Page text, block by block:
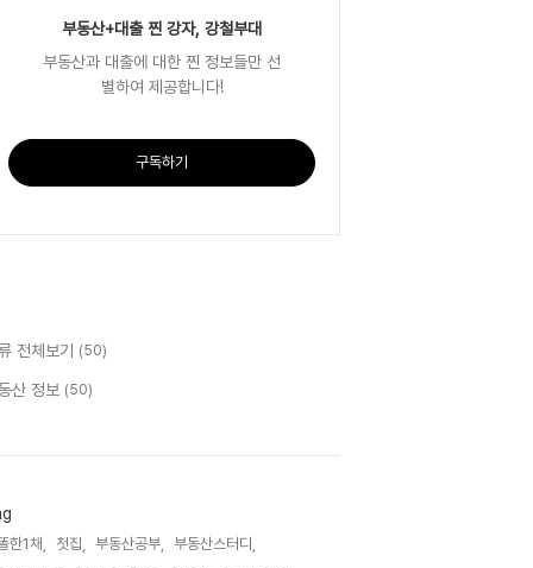
부동산+대출 찐 강자, 강철부대
부동산과 대출에 대한 찐 정보들만 선
별하여 제공합니다!
구독하기
전체보기 (50)
산 정보 (50)
한1채, 첫집, 부동산공부,
부동산스터디,